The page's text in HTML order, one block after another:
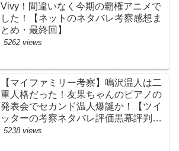
Vivy！間違いなく今期の覇権アニメで
した！【ネットのネタバレ考察感想ま
とめ・最終回】
5262 views
【マイファミリー考察】鳴沢温人は二
重人格だった！友果ちゃんのピアノの
発表会でセカンド温人爆誕か！【ツイ
ッターの考察ネタバレ評価黒幕評判感
想批判原作犯人キャスト脚本あらすじ
5238 views